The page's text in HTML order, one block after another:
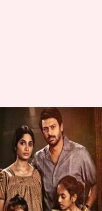
Pindam
మూవీ రివ్యూ..
అలరించిందా?
వ్రాసిన వారు Jayachandra Akuri Dec
ఈ వార్తాకథనం ఏంటి